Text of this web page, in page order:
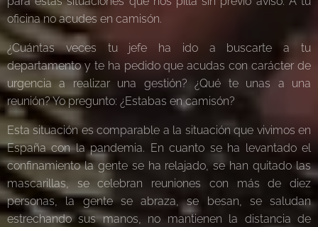
oficina no acudes en camisón.
¿Cuántas veces tu jefe ha ido a buscarte a tu
departamento y te ha pedido que acudas con carácter de
urgencia a realizar una gestión? ¿Qué te unas a una
reunión? Yo pregunto: ¿Estabas en camisón?
Esta situación es comparable a la situación que vivimos en
España con la pandemia. En cuanto se ha levantado el
confinamiento la gente se ha relajado, se han quitado las
mascarillas, se celebran reuniones con más de diez
personas, la gente se abraza, se besan, se saludan
estrechando sus manos, no mantienen la distancia de